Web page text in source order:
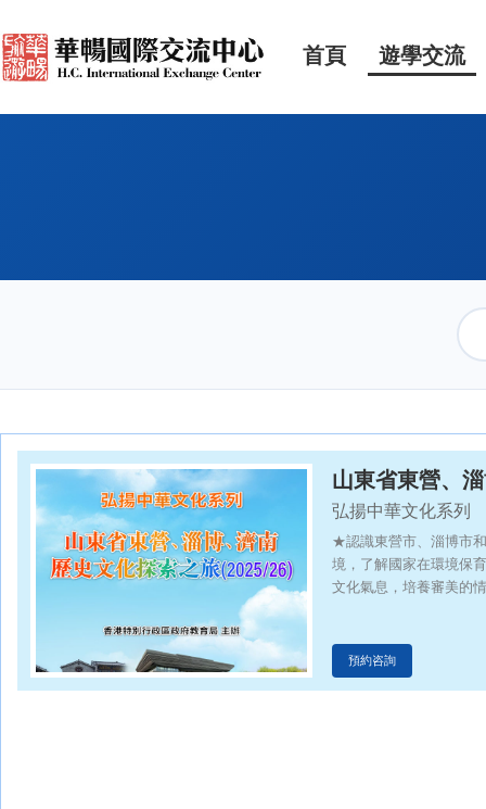
首頁 遊學交流
山東省東營、
（2025/26）
弘揚中華文化系列
★認識東營市、淄博市
境，了解國家在環境保
文化氣息，培養審美的
預約咨詢